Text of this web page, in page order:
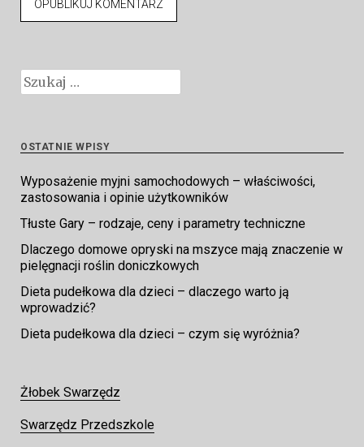
Szukaj:
OSTATNIE WPISY
Wyposażenie myjni samochodowych – właściwości,
zastosowania i opinie użytkowników
Tłuste Gary – rodzaje, ceny i parametry techniczne
Dlaczego domowe opryski na mszyce mają znaczenie w
pielęgnacji roślin doniczkowych
Dieta pudełkowa dla dzieci – dlaczego warto ją
wprowadzić?
Dieta pudełkowa dla dzieci – czym się wyróżnia?
Żłobek Swarzędz
Swarzędz Przedszkole